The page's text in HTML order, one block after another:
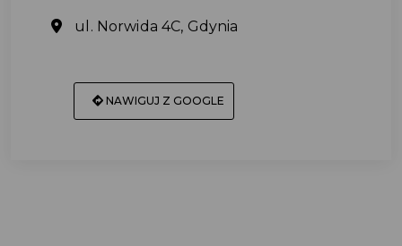
ul. Norwida 4C, Gdynia
NAWIGUJ Z GOOGLE